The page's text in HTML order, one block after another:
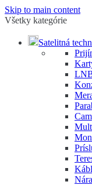
Skip to main content
Všetky kategórie
Satelitná